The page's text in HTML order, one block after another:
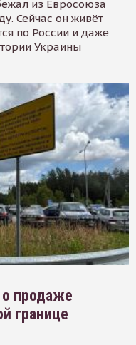
из Евросоюза
Сейчас он живёт
по России и даже
Украины
о продаже
границе